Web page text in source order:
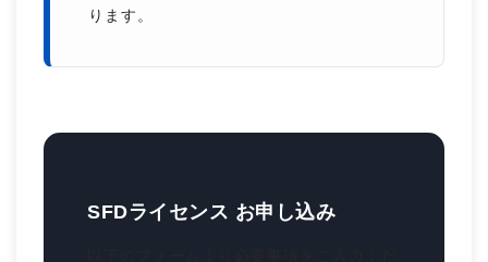
ります。
SFDライセンス お申し込み